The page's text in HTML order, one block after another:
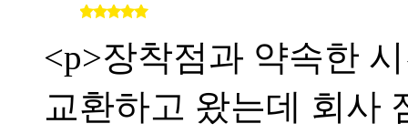
<p>장착점과 약속한
교환하고 왔는데 회사